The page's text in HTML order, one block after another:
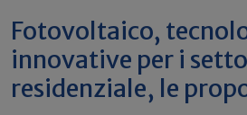
Fotovoltaico,
innovative per i
residenziale, le